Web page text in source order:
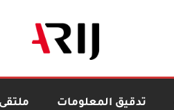
تدقيق المعلومات